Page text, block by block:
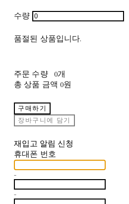
수량
품절된 상품입니다.
주문 수량
0개
총 상품 금액 0원
구매하기
장바구니에 담기
재입고 알림 신청
휴대폰 번호
-
-